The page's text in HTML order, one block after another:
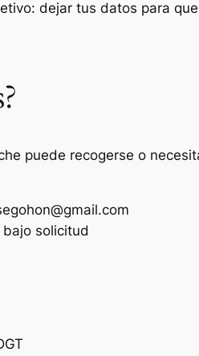
dejar tus datos para
puede recogerse o
solicitud